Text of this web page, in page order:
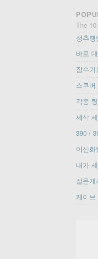
The
성추
바로
잠수
스쿠
각종
세삭
390 /
이산
내가
질문게
케이